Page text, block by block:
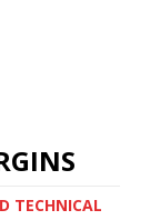
TECHNICAL